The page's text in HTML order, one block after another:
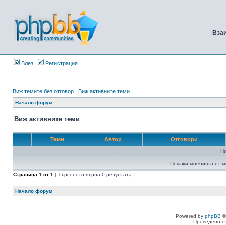
Влез Регистрация
Виж темите без отговор | Виж активните теми
Начало форум
Виж активните теми
Теми Автор Отговори
Покажи мненията от
Страница 1 от 1 [ Търсенето върна 0 резултата ]
Начало форум
Powered by phpBB
Преведено